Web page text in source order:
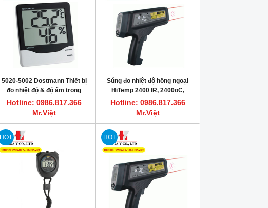
5020-5002 Dostmann Thiết bị
đo nhiệt độ & độ ẩm trong
phòng thí nghiệm
Hotline: 0986.817.366
Mr.Việt
Súng đo nhiệt độ hồng ngoại
HiTemp 2400 IR, 2400oC,
Dostmann Germany
Hotline: 0986.817.366
Mr.Việt
HOT HOT